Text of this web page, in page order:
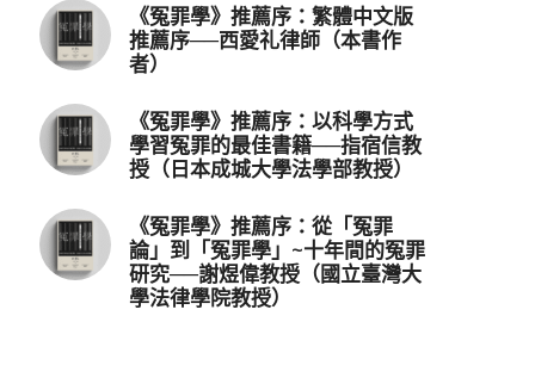
《冤罪學》推薦序：繁體中文版
推薦序──西愛礼律師（本書作
者）
《冤罪學》推薦序：以科學方式
學習冤罪的最佳書籍──指宿信教
授（日本成城大學法學部教授）
《冤罪學》推薦序：從「冤罪
論」到「冤罪學」~十年間的冤罪
研究──謝煜偉教授（國立臺灣大
學法律學院教授）